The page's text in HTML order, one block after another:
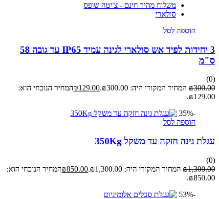
משלוח מהיר חינם - צ'יטה שופס
סולארי
הוספה לסל
3 יחידות לפיד אש סולארי לגינה עמיד IP65 עד גובה 58
ס"מ
(0)
₪300.00 המחיר המקורי היה: ₪300.00. ₪129.00
המחיר הנוכחי הוא:
₪129.00.
-35%
הוספה לסל
עגלת גינה חזקה עד משקל 350Kg
(0)
₪1,300.00 המחיר המקורי היה: ₪1,300.00. ₪850.00
המחיר הנוכחי הוא:
₪850.00.
-53%